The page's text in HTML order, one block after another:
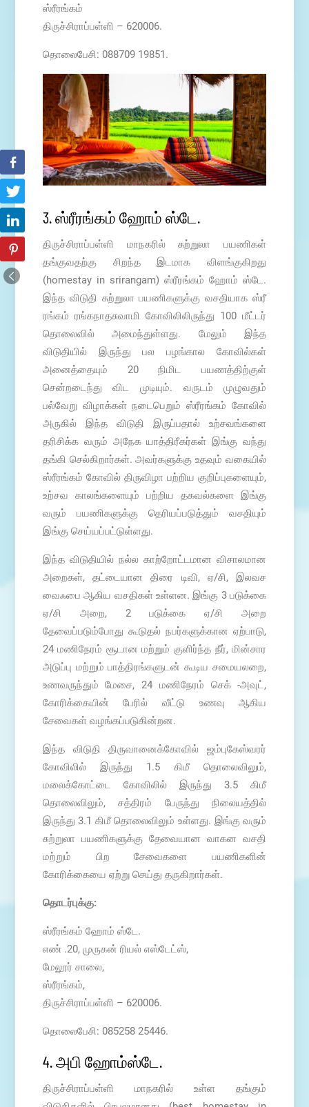
ஸ்ரீரங்கம்
திருச்சிராப்பள்ளி – 620006.
தொலைபேசி: 088709 19851.
3. ஸ்ரீரங்கம் ஹோம் ஸ்டே.
திருச்சிராப்பள்ளி மாநகரில் சுற்றுலா பயணிகள்
தங்குவதற்கு சிறந்த இடமாக விளங்குகிறது
(homestay in srirangam) ஸ்ரீரங்கம் ஹோம் ஸ்டே.
இந்த விடுதி சுற்றுலா பயணிகளுக்கு வசதியாக ஸ்ரீ
ரங்கம் ரங்கநாதசுவாமி கோவிலிலிருந்து 100 மீட்டர்
தொலைவில் அமைந்துள்ளது. மேலும் இந்த
விடுதியில் இருந்து பல பழங்கால கோவில்கள்
அனைத்தையும் 20 நிமிட பயணத்திற்குள்
சென்றடைந்து விட முடியும். வருடம் முழுவதும்
பல்வேறு விழாக்கள் நடைபெறும் ஸ்ரீரங்கம் கோவில்
அருகில் இந்த விடுதி இருப்பதால் உற்சவங்களை
தரிசிக்க வரும் அநேக யாத்திரீகர்கள் இங்கு வந்து
தங்கி செல்கிறார்கள். அவர்களுக்கு உதவும் வகையில்
ஸ்ரீரங்கம் கோவில் திருவிழா பற்றிய குறிப்புகளையும்,
உற்சவ காலங்களையும் பற்றிய தகவல்களை இங்கு
வரும் பயணிகளுக்கு தெரியப்படுத்தும் வசதியும்
இங்கு செய்யப்பட்டுள்ளது.
இந்த விடுதியில் நல்ல காற்றோட்டமான விசாலமான
அறைகள், தட்டையான திரை டிவி, ஏ/சி, இலவச
வைஃபை ஆகிய வசதிகள் உள்ளன. இங்கு 3 படுக்கை
ஏ/சி அறை, 2 படுக்கை ஏ/சி அறை
தேவைப்படும்போது கூடுதல் நபர்களுக்கான ஏற்பாடு,
24 மணிநேரம் சூடான மற்றும் குளிர்ந்த நீர், மின்சார
அடுப்பு மற்றும் பாத்திரங்களுடன் கூடிய சமையலறை,
உணவருந்தும் மேசை, 24 மணிநேரம் செக் -அவுட்,
கோரிக்கையின் பேரில் வீட்டு உணவு ஆகிய
சேவைகள் வழங்கப்படுகின்றன.
இந்த விடுதி திருவானைக்கோவில் ஜம்புகேஸ்வரர்
கோவிலில் இருந்து 1.5 கிமீ தொலைவிலும்,
மலைக்கோட்டை கோவிலில் இருந்து 3.5 கிமீ
தொலைவிலும், சத்திரம் பேருந்து நிலையத்தில்
இருந்து 3.1 கிமீ தொலைவிலும் உள்ளது. இங்கு வரும்
சுற்றுலா பயணிகளுக்கு தேவையான வாகன வசதி
மற்றும் பிற சேவைகளை பயணிகளின்
கோரிக்கையை ஏற்று செய்து தருகிறார்கள்.
தொடர்புக்கு:
ஸ்ரீரங்கம் ஹோம் ஸ்டே.
எண் .20, முருகன் ரியல் எஸ்டேட்ஸ்,
மேலூர் சாலை,
ஸ்ரீரங்கம்,
திருச்சிராப்பள்ளி – 620006.
தொலைபேசி: 085258 25446.
4. அபி ஹோம்ஸ்டே.
திருச்சிராப்பள்ளி மாநகரில் உள்ள தங்கும்